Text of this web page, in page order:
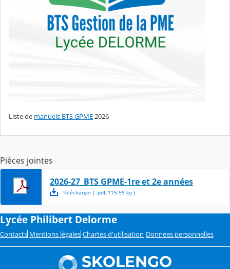
Liste de manuels BTS GPME2026
Pièces jointes
2026-27_BTS GPME-1re et 2e années
Télécharger( .pdf, 115.55 ko)
Lycée Philibert Delorme
Contacts Mentions légales Chartes d'utilisation Données personnelles